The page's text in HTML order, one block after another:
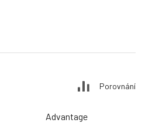
Porovnání
Advantage